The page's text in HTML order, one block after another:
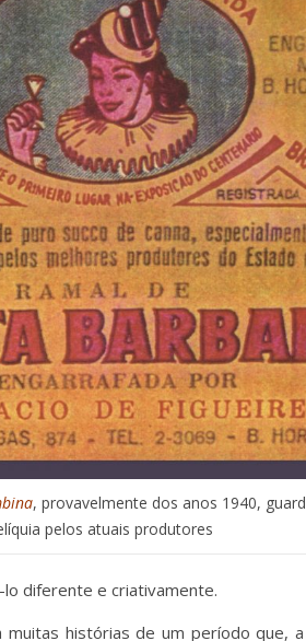
, provavelmente dos anos 1940,
pelos atuais produtores
diferente e criativamente.
muitas histórias de um período que,